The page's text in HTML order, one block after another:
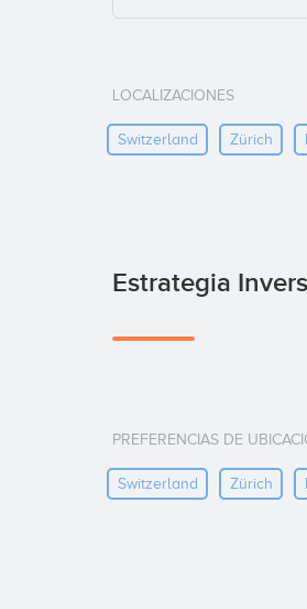
LOCALIZACIONES
Switzerland Zürich
Estrategia
PREFERENCIAS DE
Switzerland Zürich